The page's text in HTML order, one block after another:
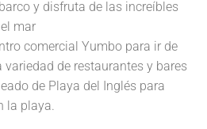
y disfruta de las increíbles
mar
comercial Yumbo para ir de
de restaurantes y bares
de Playa del Inglés para
la playa.